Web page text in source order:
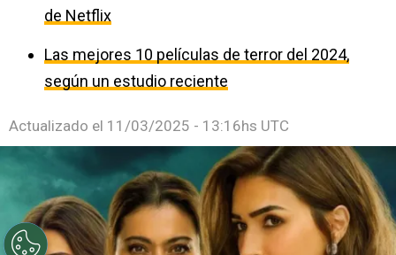
de Netflix
Las mejores 10 películas de terror del 2024,
según un estudio reciente
Actualizado el 11/03/2025 - 13:16hs UTC